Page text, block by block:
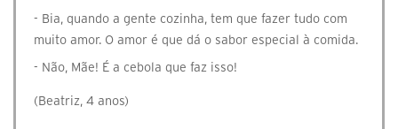
- Bia, quando a gente cozinha, tem que fazer tudo com
muito amor. O amor é que dá o sabor especial à comida.
- Não, Mãe! É a cebola que faz isso!
(Beatriz, 4 anos)